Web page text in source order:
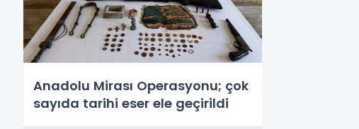
Anadolu Mirası Operasyonu; çok
sayıda tarihi eser ele geçirildi